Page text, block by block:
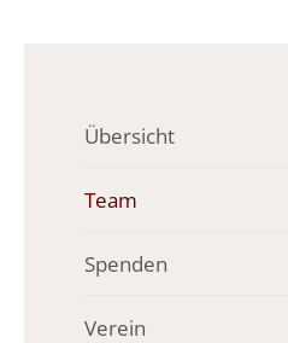
Übersicht
Team
Spenden
Verein